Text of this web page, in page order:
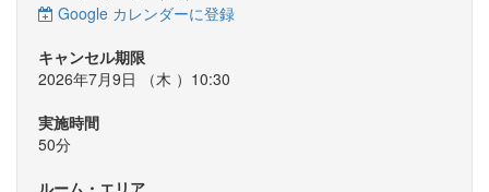
Google カレンダーに登録
キャンセル期限
2026年7月9日 （木 ）10:30
実施時間
50分
ルーム・エリア